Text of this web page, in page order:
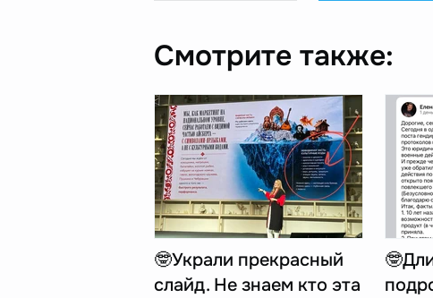
Смотрите также:
🤓Украли прекрасный
слайд. Не знаем кто эта